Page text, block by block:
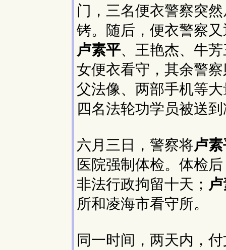
门，三名便衣警察突
铐。随后，便衣警察
卢素平、王艳杰、牛
女便衣看守，其余警
父法像、两部手机等
四名法轮功学员被送
六月三日，警察将卢
医院强制体检。体检
非法行政拘留十天；
所和凌海市看守所。
同一时间，两天内，